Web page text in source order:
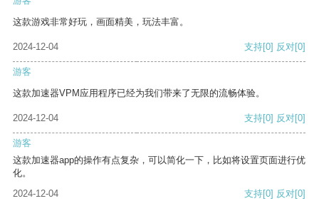
这款游戏非常好玩，画面精美，玩法丰富。
2024-12-04 支持[0] 反对[0]
游客
这款加速器VPM应用程序已经为我们带来了无限的流畅体验。
2024-12-04 支持[0] 反对[0]
游客
这款加速器app的操作有点复杂，可以简化一下，比如将设置页面进行优
化。
2024-12-04
支持[0] 反对[0]